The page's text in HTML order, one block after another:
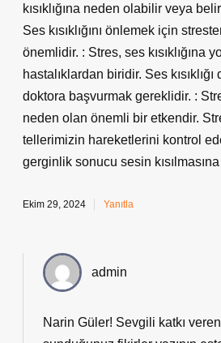
kısıklığına neden olabilir veya
Ses kısıklığını önlemek için
önemlidir. : Stres, ses kısıklığına
hastalıklardan biridir. Ses
doktora başvurmak gereklidir. :
neden olan önemli bir etkendir.
tellerimizin hareketlerini kontrol
gerginlik sonucu sesin
Ekim 29, 2024 Yanıtla
admin
Narin Güler! Sevgili katkı